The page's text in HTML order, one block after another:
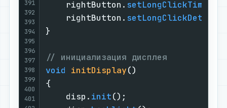
391
392
393
394
395
396
397
398
399
400
401
    rightButton.
setLongClickTime
    rightButton.
}
// инициализация дисплея
void initDisplay()
{
    disp.
init();